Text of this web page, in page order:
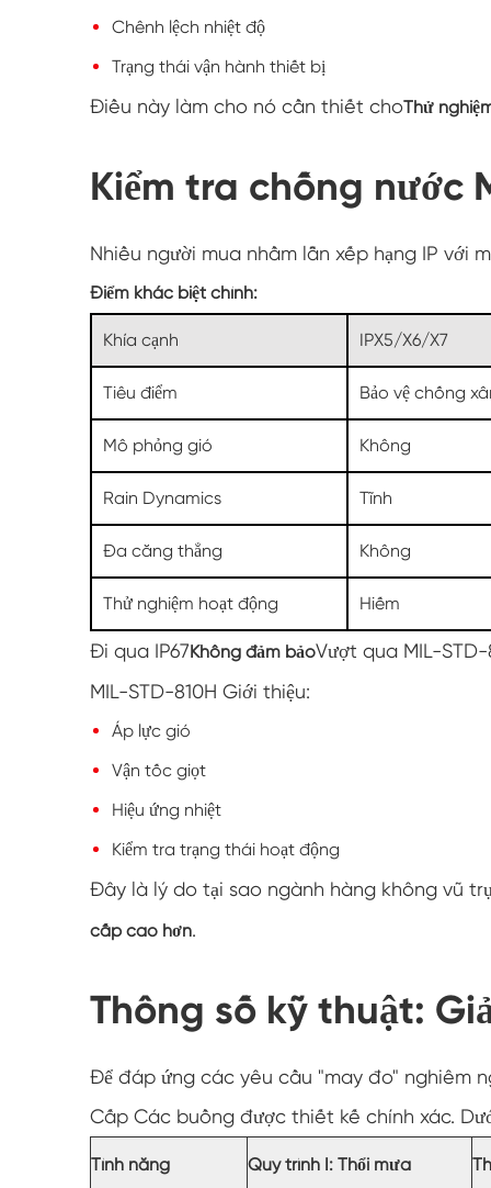
Chênh lệch nhiệt độ
Trạng thái vận hành thiết bị
Điều này làm cho nó cần thiết choThử
Kiểm tra chống nước
Nhiều người mua nhầm lẫn xếp hạng IP với
Điểm khác biệt chính:
Khía cạnh IPX5/X6/X7
Tiêu điểm Bảo vệ chống
Mô phỏng gió Không
Rain Dynamics Tĩnh
Đa căng thẳng Không
Thử nghiệm hoạt động Hiếm
Đi qua IP67Không đảm bảoVượt qua MIL-STD-
MIL-STD-810H Giới thiệu:
Áp lực gió
Vận tốc giọt
Hiệu ứng nhiệt
Kiểm tra trạng thái hoạt động
Đây là lý do tại sao ngành hàng không vũ
cấp cao hơn.
Thông số kỹ thuật:
Để đáp ứng các yêu cầu "may đo" nghiêm
Cấp Các buồng được thiết kế chính xác.
Tính năng Quy trình I: Thổi mưa